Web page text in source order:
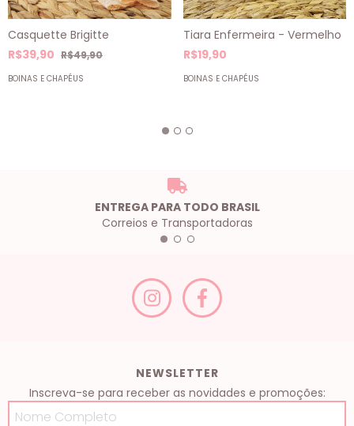
Casquette Brigitte
R$39,90 R$49,90
BOINAS E CHAPÉUS
Tiara Enfermeira - Vermelho
R$19,90
BOINAS E CHAPÉUS
ENTREGA PARA TODO BRASIL
Correios e Transportadoras
NEWSLETTER
Inscreva-se para receber as novidades e promoções: